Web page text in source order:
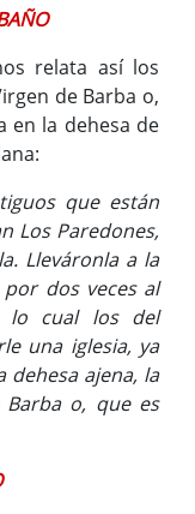
relata así los
de Barba o,
en la dehesa de
que están
Los Paredones,
Lleváronla a la
dos veces al
lo cual los del
una iglesia, ya
ajena, la
o, que es